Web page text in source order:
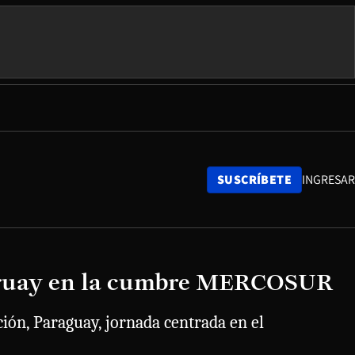
SUSCRÍBETE INGRESAR
en la cumbre MERCOSUR
Paraguay, jornada centrada en el